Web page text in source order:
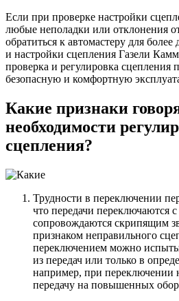
Если при проверке настройки
любые неполадки или отклонения
обратиться к автомастеру для более
и настройки сцепления Газели
проверка и регулировка сцепления
безопасную и комфортную
Какие признаки
необходимости
сцепления?
Трудности в переключении
что передачи переключаются
сопровождаются скрипящим
признаком неправильного
переключением можно
из передач или только в
например, при переключении
передачу на повышенных